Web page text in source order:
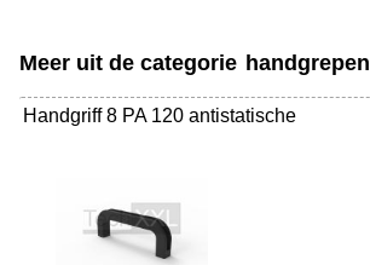
Meer uit de categorie handgrepen
Handgriff 8 PA 120 antistatische